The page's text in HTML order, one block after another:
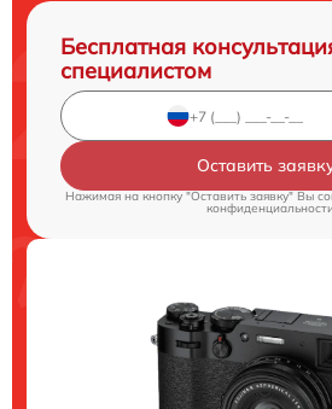
Бесплатная
специалистом
Оставить
Нажимая на кнопку "Оставить заявку" Вы
конфиденциальности